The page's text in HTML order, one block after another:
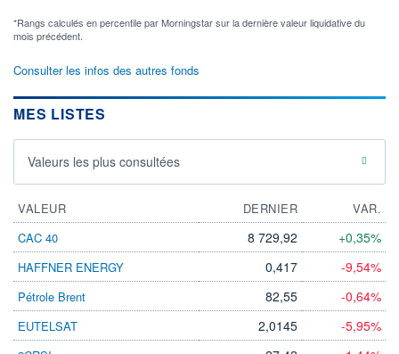
*Rangs calculés en percentile par Morningstar sur la dernière valeur liquidative du
mois précédent.
Consulter les infos des autres fonds
MES LISTES
Valeurs les plus consultées
VALEUR DERNIER
VAR.
CAC 40
8 729,92 +0,35%
HAFFNER ENERGY 0,417 -9,54%
Pétrole Brent 82,55 -0,64%
EUTELSAT 2,0145 -5,95%